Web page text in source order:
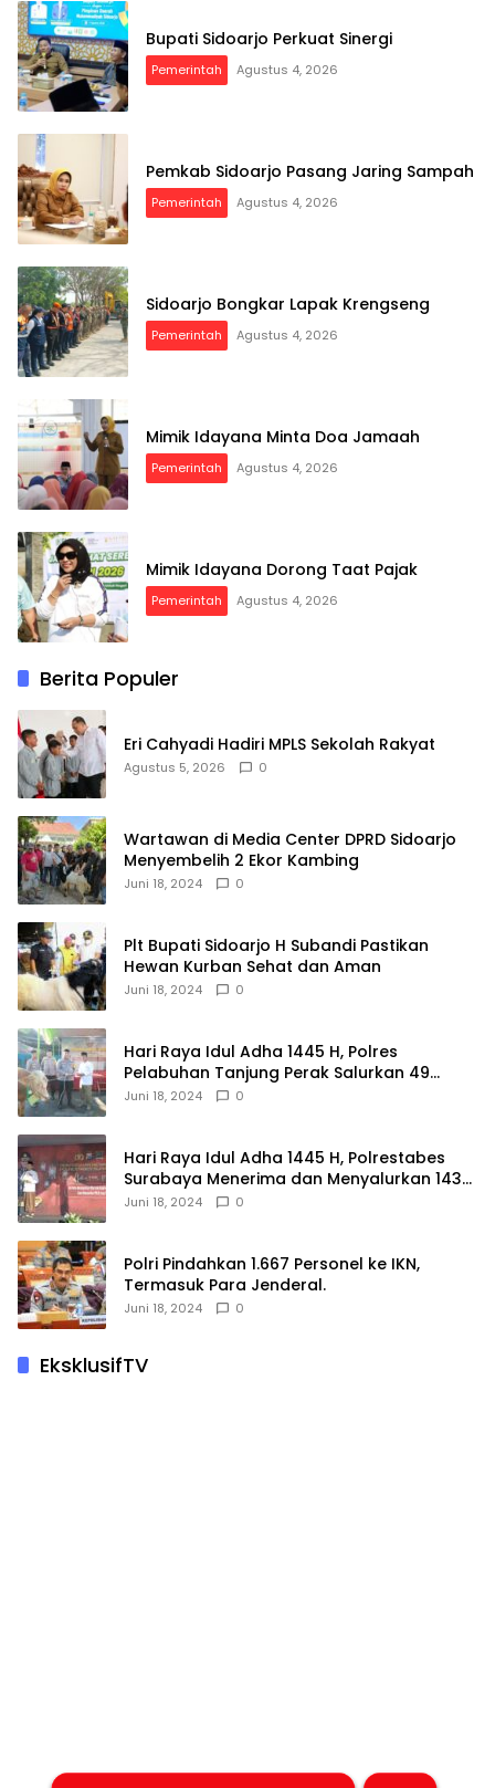
Bupati Sidoarjo Perkuat Sinergi
Pemerintah Agustus 4, 2026
Pemkab Sidoarjo Pasang Jaring Sampah
Pemerintah Agustus 4, 2026
Sidoarjo Bongkar Lapak Krengseng
Pemerintah Agustus 4, 2026
Mimik Idayana Minta Doa Jamaah
Pemerintah Agustus 4, 2026
Mimik Idayana Dorong Taat Pajak
Pemerintah Agustus 4, 2026
Berita Populer
Eri Cahyadi Hadiri MPLS Sekolah Rakyat
Agustus 5, 2026 0
Wartawan di Media Center DPRD Sidoarjo
Menyembelih 2 Ekor Kambing
Juni 18, 2024 0
Plt Bupati Sidoarjo H Subandi Pastikan
Hewan Kurban Sehat dan Aman
Juni 18, 2024 0
Hari Raya Idul Adha 1445 H, Polres
Pelabuhan Tanjung Perak Salurkan 49
Hewan Korban.
Juni 18, 2024 0
Hari Raya Idul Adha 1445 H, Polrestabes
Surabaya Menerima dan Menyalurkan 143
Hewan Kurban
Juni 18, 2024 0
Polri Pindahkan 1.667 Personel ke IKN,
Termasuk Para Jenderal.
Juni 18, 2024 0
EksklusifTV